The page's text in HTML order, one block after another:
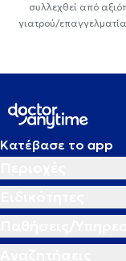
συλλεχθεί από
γιατρού/
Κατέβασε το app